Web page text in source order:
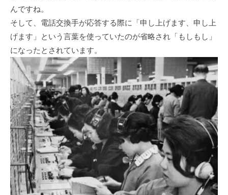
んですね。
そして、電話交換手が応答する際に「申し上げます、申し上
げます」という言葉を使っていたのが省略され「もしもし」
になったとされています。